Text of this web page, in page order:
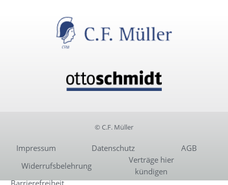
© C.F. Müller
Impressum Datenschutz
AGB
Widerrufsbelehrung
Verträge hier
kündigen
Barrierefreiheit